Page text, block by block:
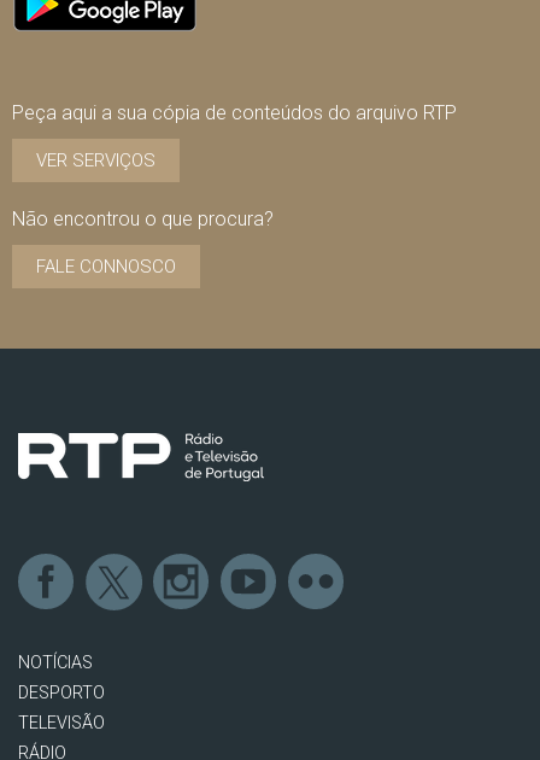
Peça aqui a sua cópia de conteúdos do arquivo RTP
VER SERVIÇOS
Não encontrou o que procura?
FALE CONNOSCO
NOTÍCIAS
DESPORTO
TELEVISÃO
RÁDIO